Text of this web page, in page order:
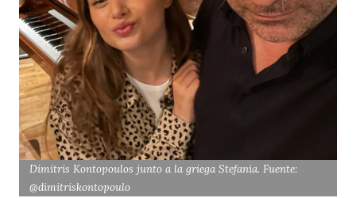
Dimitris Kontopoulos junto a la griega Stefania. Fuente:
@dimitriskontopoulo